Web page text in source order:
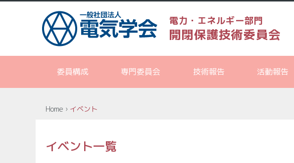
電力・エネルギー部門
開閉保護技術委員会
委員構成 専門委員会 技術報告 活動報告
Home › イベント
イベント一覧